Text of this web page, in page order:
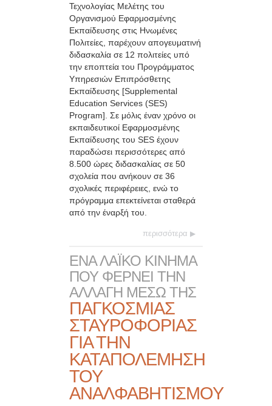
Τεχνολογίας Μελέτης του
Οργανισμού Εφαρμοσμένης
Εκπαίδευσης στις Ηνωμένες
Πολιτείες, παρέχουν απογευματινή
διδασκαλία σε 12 πολιτείες υπό
την εποπτεία του Προγράμματος
Υπηρεσιών Επιπρόσθετης
Εκπαίδευσης [Supplemental
Education Services (SES)
Program]. Σε μόλις έναν χρόνο οι
εκπαιδευτικοί Εφαρμοσμένης
Εκπαίδευσης του SES έχουν
παραδώσει περισσότερες από
8.500 ώρες διδασκαλίας σε 50
σχολεία που ανήκουν σε 36
σχολικές περιφέρειες, ενώ το
πρόγραμμα επεκτείνεται σταθερά
από την έναρξή του.
περισσότερα
ΕΝΑ ΛΑΪΚΟ ΚΙΝΗΜΑ
ΠΟΥ ΦΕΡΝΕΙ ΤΗΝ
ΑΛΛΑΓΗ ΜΕΣΩ ΤΗΣ
ΠΑΓΚΟΣΜΙΑΣ
ΣΤΑΥΡΟΦΟΡΙΑΣ
ΓΙΑ ΤΗΝ
ΚΑΤΑΠΟΛΕΜΗΣΗ
ΤΟΥ
ΑΝΑΛΦΑΒΗΤΙΣΜΟΥ